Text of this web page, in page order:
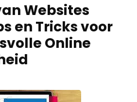
Websites
en Tricks voor
Online